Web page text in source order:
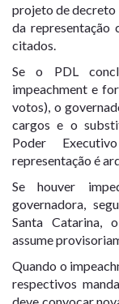
projeto de decreto
da representação
citados.
Se o PDL
impeachment e
votos), o
cargos e o
Poder
representação é
Se houver
governadora,
Santa Catarina,
assume
Quando o
respectivos
deve convocar